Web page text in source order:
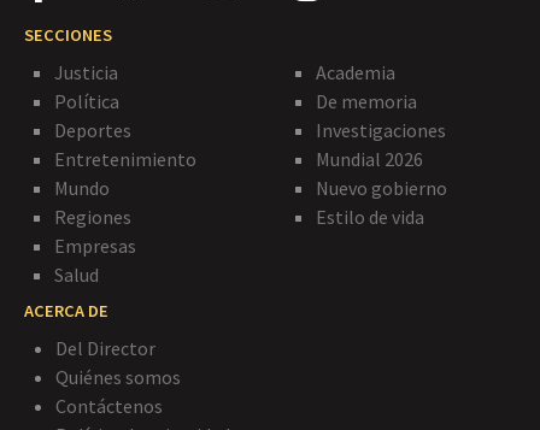
SECCIONES
Justicia
Política
Deportes
Entretenimiento
Mundo
Regiones
Empresas
Salud
Academia
De memoria
Investigaciones
Mundial 2026
Nuevo gobierno
Estilo de vida
ACERCA DE
Del Director
Quiénes somos
Contáctenos